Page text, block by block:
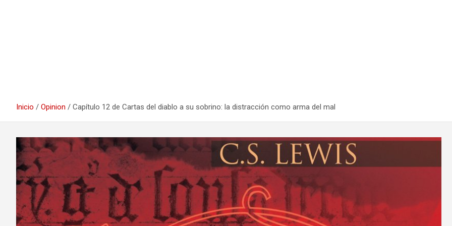
Inicio Opinion Capítulo 12 de Cartas del diablo a su sobrino: la distracción como arma del mal